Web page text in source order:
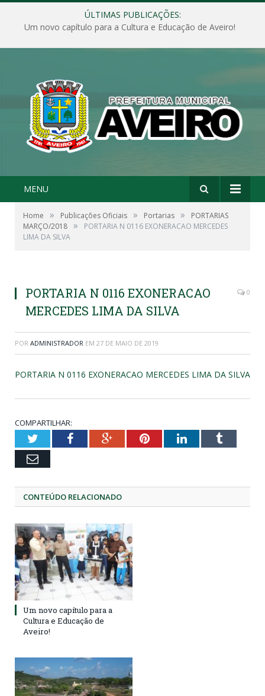
ÚLTIMAS PUBLICAÇÕES:
Um novo capítulo para a Cultura e Educação de Aveiro!
MENU
Home » Publicações Oficiais » Portarias »
PORTARIAS
MARÇO/2018 »
PORTARIA N 0116 EXONERACAO MERCEDES
LIMA DA SILVA
PORTARIA N 0116 EXONERACAO
MERCEDES LIMA DA SILVA
0
POR ADMINISTRADOR EM 27 DE MAIO DE 2019
PORTARIA N 0116 EXONERACAO MERCEDES LIMA DA SILVA
COMPARTILHAR:
TwitterFacebookGoogle+PinterestLinkedInTumblr
Email
CONTEÚDO RELACIONADO
Um novo capítulo para a
Cultura e Educação de
Aveiro!